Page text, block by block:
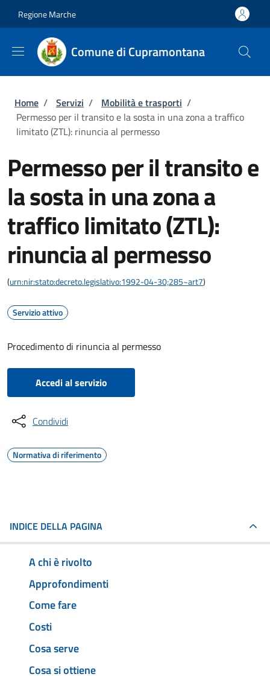
Regione Marche
Comune di Cupramontana
Briciole di pane
Home / Servizi / Mobilità e trasporti /
Permesso per il transito e la sosta in una zona a traffico
limitato (ZTL): rinuncia al permesso
Permesso per il transito e
la sosta in una zona a
traffico limitato (ZTL):
rinuncia al permesso
(urn:nir:stato:decreto.legislativo:1992-04-30;285~art7)
Servizio attivo
Procedimento di rinuncia al permesso
Accedi al servizio
Condividi
Normativa di riferimento
INDICE DELLA PAGINA
A chi è rivolto
Approfondimenti
Come fare
Costi
Cosa serve
Cosa si ottiene